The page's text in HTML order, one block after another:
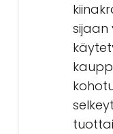
sijaan